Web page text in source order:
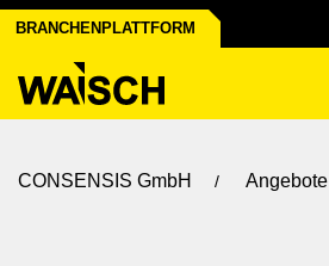
BRANCHENPLATTFORM
CONSENSIS GmbH Angebote